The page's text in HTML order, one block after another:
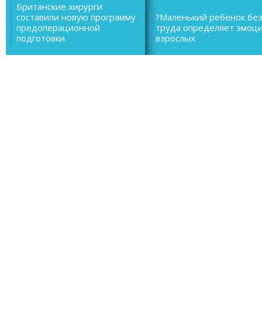
Британские хирурги
составили новую программу
предоперационной
подготовки
?Маленький ребенок без
труда определяет
взрослых